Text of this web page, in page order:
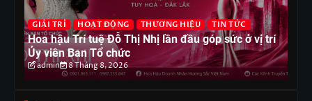
GIẢI TRÍ HOẠT ĐỘNG THƯƠNG HIỆU TIN TỨC
Hoa hậu Trí tuệ Đỗ Thị Nhị lần đầu góp sức ở vị trí
Ủy viên Ban Tổ chức
admin 8 Tháng 8, 2026